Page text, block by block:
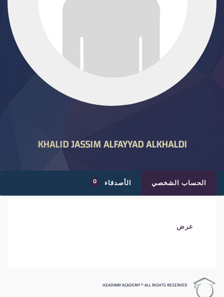
KHALID JASSIM ALFAYYAD ALKHALDI
الحساب الشخصي الأصدقاء 0
عرض
HEADWAY ACADEMY © ALL RIGHTS RESERVED